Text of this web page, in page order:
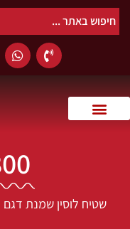
שטיח לוסין שמנת דגם 09 יוקרה רכה לכל חדר